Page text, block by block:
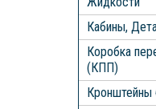
Кабины,
Коробка
(КПП)
Кронштейны